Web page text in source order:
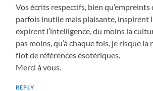
Vos écrits respectifs, bien qu’empreints
parfois inutile mais plaisante, inspirent
expirent l’intelligence, du moins la
pas moins, qu’à chaque fois, je risque la
flot de références ésotériques.
Merci à vous.
REPLY